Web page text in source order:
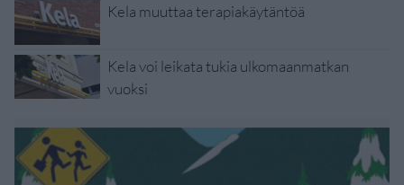
Kela muuttaa terapiakäytäntöä
Kela voi leikata tukia ulkomaanmatkan
vuoksi